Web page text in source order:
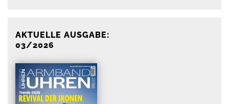
AKTUELLE AUSGABE:
03/2026